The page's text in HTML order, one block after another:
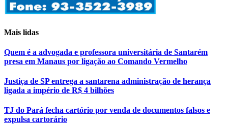
Mais lidas
Quem é a advogada e professora universitária de Santarém
presa em Manaus por ligação ao Comando Vermelho
Justiça de SP entrega a santarena administração de herança
ligada a império de R$ 4 bilhões
TJ do Pará fecha cartório por venda de documentos falsos e
expulsa cartorário